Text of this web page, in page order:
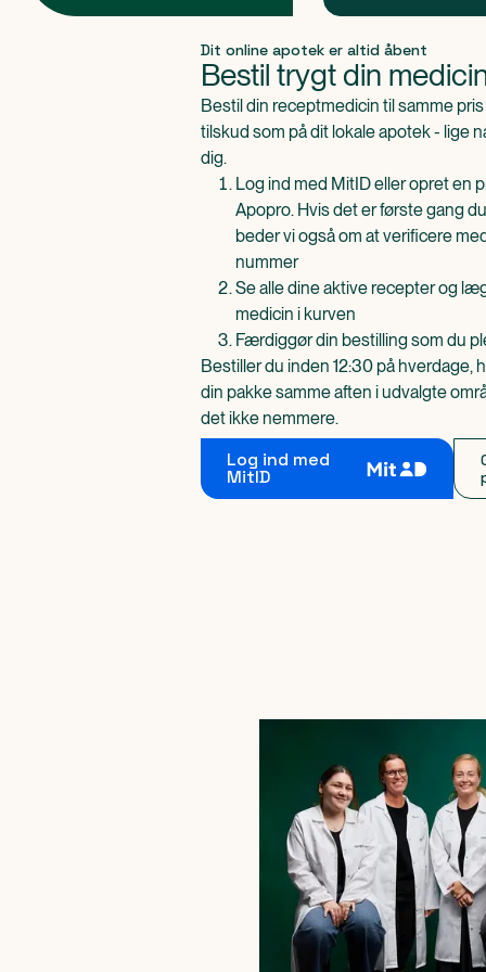
Dit online apotek er altid åbent
Bestil trygt din
Bestil din receptmedicin til samme
tilskud som på dit lokale apotek - lige
dig.
Log ind med MitID eller opret en
Apopro. Hvis det er første gang
beder vi også om at verificere
nummer
Se alle dine aktive recepter og
medicin i kurven
Færdiggør din bestilling som du
Bestiller du inden 12:30 på hverdage,
din pakke samme aften i udvalgte
det ikke nemmere.
Log ind med
MitID